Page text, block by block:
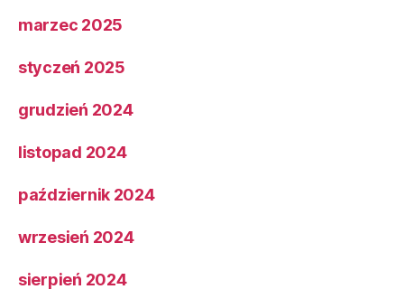
marzec 2025
styczeń 2025
grudzień 2024
listopad 2024
październik 2024
wrzesień 2024
sierpień 2024